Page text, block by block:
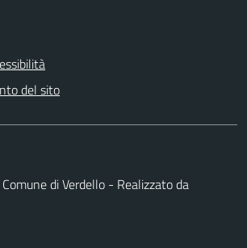
del sito
di Verdello - Realizzato da